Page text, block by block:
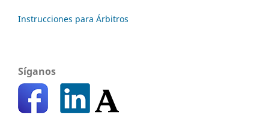
Instrucciones para Árbitros
Síganos